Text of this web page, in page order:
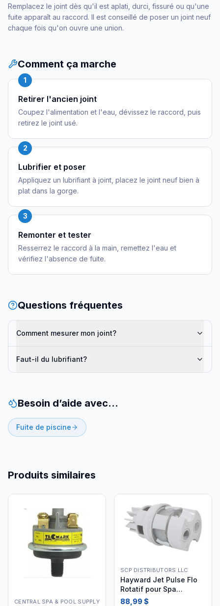
Remplacez le joint dès qu'il est aplati, durci, fissuré ou qu'une
fuite apparaît au raccord. Il est conseillé de poser un joint neuf
chaque fois qu'on ouvre une union.
Comment ça marche
1
Retirer l'ancien joint
Coupez l'alimentation et l'eau, dévissez le raccord, puis
retirez le joint usé.
2
Lubrifier et poser
Appliquez un lubrifiant à joint, placez le joint neuf bien à
plat dans la gorge.
3
Remonter et tester
Resserrez le raccord à la main, remettez l'eau et
vérifiez l'absence de fuite.
Questions fréquentes
Comment mesurer mon joint?
Faut-il du lubrifiant?
Besoin d’aide avec…
Fuite de piscine
Produits similaires
CENTRAL SPA & POOL SUPPLY
SCP DISTRIBUTORS LLC
Hayward Jet Pulse Flo
Rotatif pour Spa
SP1436PAKB
88,99 $